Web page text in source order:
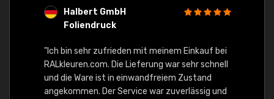
Halbert GmbH
Foliendruck
"Ich bin sehr zufrieden mit meinem Einkauf bei
RALkleuren.com. Die Lieferung war sehr schnell
und die Ware ist in einwandfreiem Zustand
angekommen. Der Service war zuverlässig und